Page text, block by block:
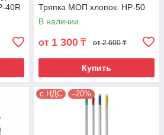
40R
Тряпка МОП хлопок. HP-50
В наличии
от 1 300 ₸ от 2 600 ₸
Купить
с НДС –20%